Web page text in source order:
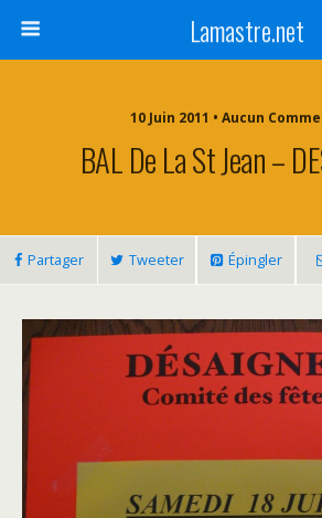
Lamastre.net
10 Juin 2011 • Aucun
BAL De La St Jean –
Partager Tweeter Épingler